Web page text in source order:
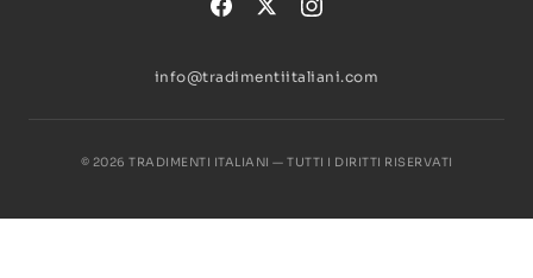
info@tradimentiitaliani.com
© 2026 TRADIMENTI ITALIANI — TUTTI I DIRITTI RISERVATI